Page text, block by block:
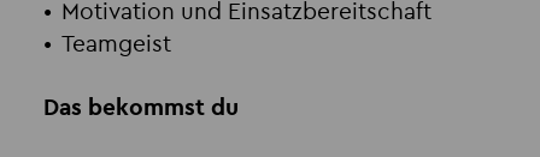
Motivation und Einsatzbereitschaft
Teamgeist
Das bekommst du